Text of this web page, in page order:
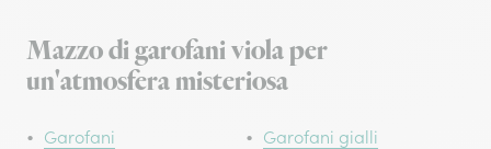
Mazzo di garofani viola per
un'atmosfera misteriosa
Garofani
Garofani gialli